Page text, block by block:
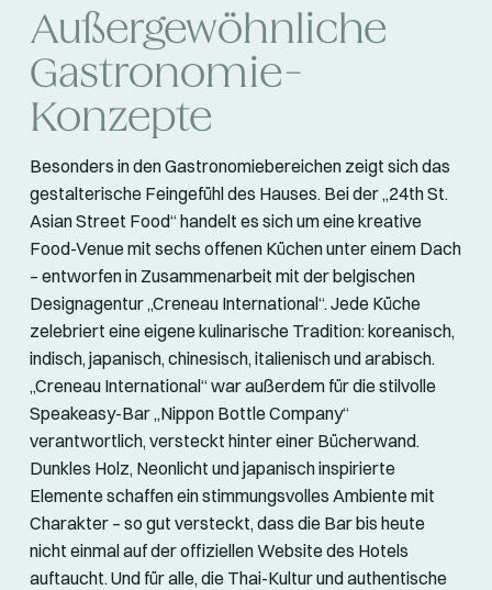
Außergewöhnliche
Gastronomie-
Konzepte
Besonders in den Gastronomiebereichen zeigt sich das
gestalterische Feingefühl des Hauses. Bei der „24th St.
Asian Street Food“ handelt es sich um eine kreative
Food-Venue mit sechs offenen Küchen unter einem Dach
– entworfen in Zusammenarbeit mit der belgischen
Designagentur „Creneau International“. Jede Küche
zelebriert eine eigene kulinarische Tradition: koreanisch,
indisch, japanisch, chinesisch, italienisch und arabisch.
„Creneau International“ war außerdem für die stilvolle
Speakeasy-Bar „Nippon Bottle Company“
verantwortlich, versteckt hinter einer Bücherwand.
Dunkles Holz, Neonlicht und japanisch inspirierte
Elemente schaffen ein stimmungsvolles Ambiente mit
Charakter – so gut versteckt, dass die Bar bis heute
nicht einmal auf der offiziellen Website des Hotels
auftaucht. Und für alle, die Thai-Kultur und authentische